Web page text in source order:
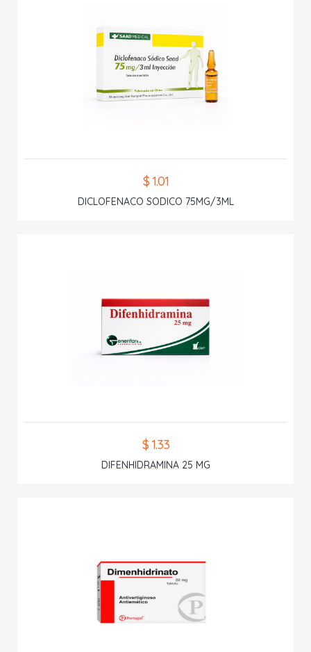
$ 1.01
DICLOFENACO SODICO 75MG/3ML
$ 1.33
DIFENHIDRAMINA 25 MG